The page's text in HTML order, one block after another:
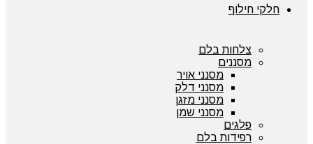
חלקי חילוף
צלחות בלם
מסננים
מסנני אויר
מסנני דלק
מסנני מזגן
מסנני שמן
פלגים
רפידות בלם